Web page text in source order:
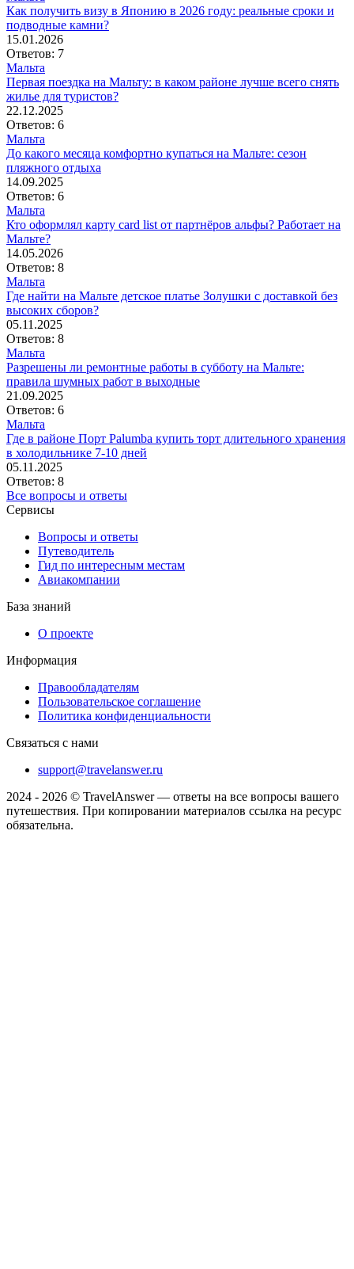
Как получить визу в Японию в 2026 году: реальные сроки и
подводные камни?
15.01.2026
Ответов: 7
Мальта
Первая поездка на Мальту: в каком районе лучше всего снять
жилье для туристов?
22.12.2025
Ответов: 6
Мальта
До какого месяца комфортно купаться на Мальте: сезон
пляжного отдыха
14.09.2025
Ответов: 6
Мальта
Кто оформлял карту card list от партнёров альфы? Работает на
Мальте?
14.05.2026
Ответов: 8
Мальта
Где найти на Мальте детское платье Золушки с доставкой без
высоких сборов?
05.11.2025
Ответов: 8
Мальта
Разрешены ли ремонтные работы в субботу на Мальте:
правила шумных работ в выходные
21.09.2025
Ответов: 6
Мальта
Где в районе Порт Palumba купить торт длительного хранения
в холодильнике 7-10 дней
05.11.2025
Ответов: 8
Все вопросы и ответы
Сервисы
Вопросы и ответы
Путеводитель
Гид по интересным местам
Авиакомпании
База знаний
О проекте
Информация
Правообладателям
Пользовательское соглашение
Политика конфиденциальности
Связаться с нами
support@travelanswer.ru
2024 - 2026 © TravelAnswer — ответы на все вопросы вашего
путешествия. При копировании материалов ссылка на ресурс
обязательна.